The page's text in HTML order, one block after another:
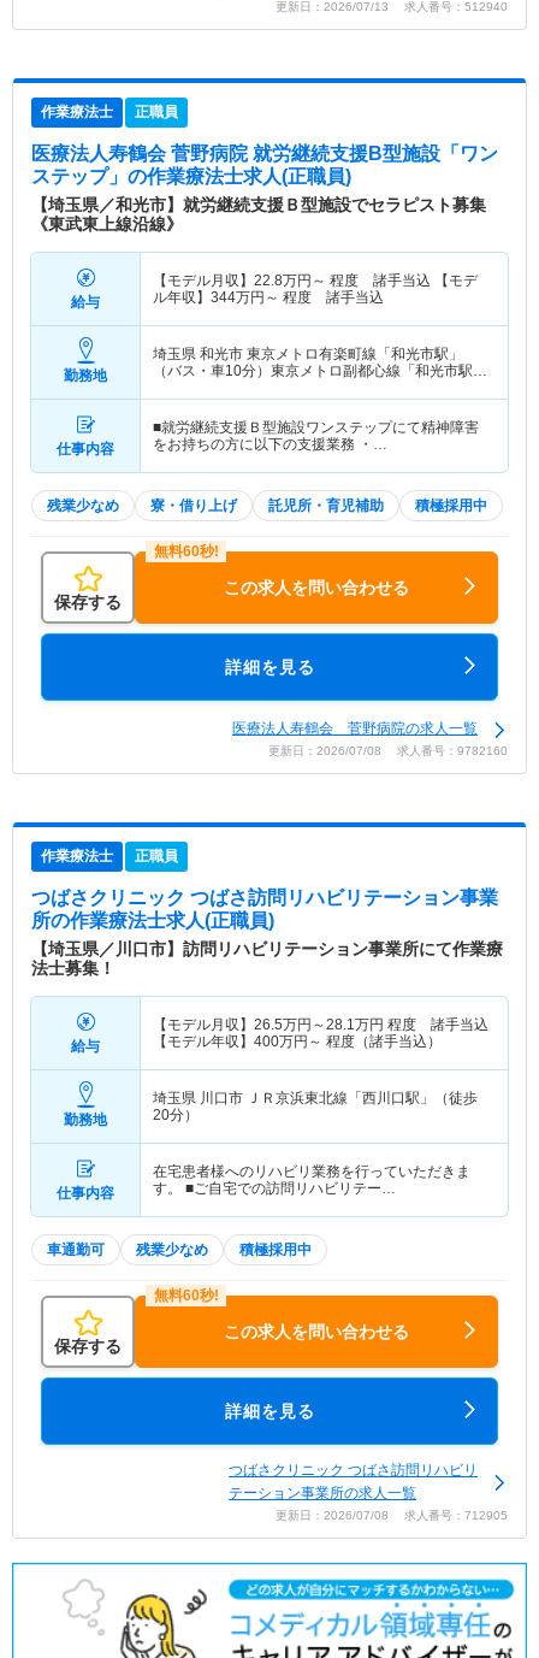
更新日：2026/07/13 求人番号：512940
作業療法士 正職員
医療法人寿鶴会 菅野病院 就労継続支援B型施設「ワン
ステップ」 の作業療法士求人(正職員)
【埼玉県／和光市】就労継続支援Ｂ型施設でセラピスト募集
《東武東上線沿線》
給与
【モデル月収】 22.8万円～ 程度 諸手当込 【モデ
ル年収】 344万円～ 程度 諸手当込
勤務地
埼玉県 和光市 東京メトロ有楽町線「和光市駅」
（バス・車10分）東京メトロ副都心線「和光市駅」
仕事内容
■就労継続支援Ｂ型施設ワンステップにて精神障害
をお持ちの方に以下の支援業務 ・…
残業少なめ 寮・借り上げ 託児所・育児補助 積極採用中
保存する
この求人を問い合わせる
詳細を見る
医療法人寿鶴会 菅野病院の求人一覧
更新日：2026/07/08 求人番号：9782160
作業療法士 正職員
つばさクリニック つばさ訪問リハビリテーション事業
所の作業療法士求人(正職員)
【埼玉県／川口市】訪問リハビリテーション事業所にて作業療
法士募集！
給与
【モデル月収】 26.5万円～28.1 万円 程度 諸手当込
【モデル年収】 400万円～ 程度（諸手当込）
勤務地
埼玉県 川口市
ＪＲ京浜東北線「西川口駅」（徒歩
20分）
仕事内容
在宅患者様へのリハビリ業務を行っていただきま
す。 ■ご自宅での訪問リハビリテー…
車通勤可 残業少なめ 積極採用中
保存する
この求人を問い合わせる
詳細を見る
つばさクリニック つばさ訪問リハビリ
テーション事業所の求人一覧
更新日：2026/07/08 求人番号：712905